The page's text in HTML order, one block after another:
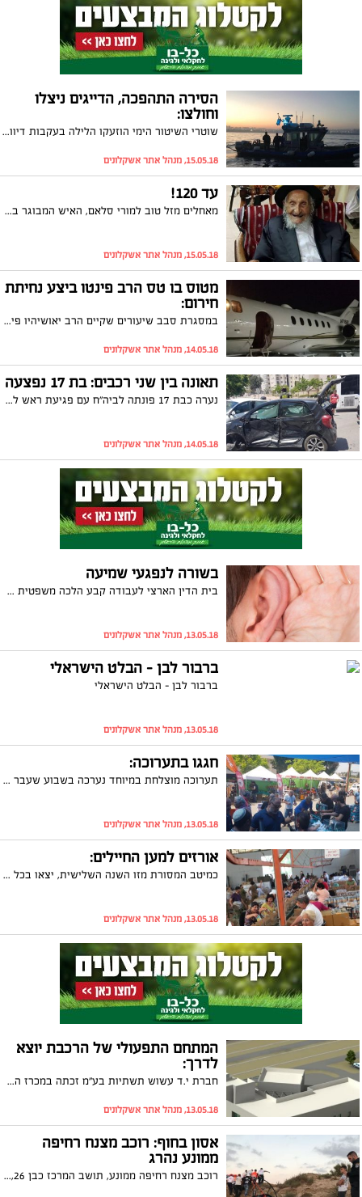
הסירה התהפכה, הדייגים ניצלו
וחולצו:
שוטרי השיטור הימי הוזעקו הלילה בעקבות דיווח שהתקבל במוקד המשטרה על שני דייגים שהתהפכו עם סירתם מול חוף אשקלון. סריקות אחר השניים תוך שימוש באמצעים הביא לאיתור סירתם הפוכה והשניים אוחזים בה בכוחותיהם האחרונים. הם חולצו בשלום אל החוף
15.05.18, מנהל אתר אשקלונים
עד 120!
מאחלים מזל טוב למורי סלאם, האיש המבוגר ביותר באשקלון שחוגג 103! מאחלים לו בריאות ואריכות ימים! מזל טוב!
15.05.18, מנהל אתר אשקלונים
מטוס בו טס הרב פינטו ביצע נחיתת
חירום:
במסגרת סבב שיעורים שקיים הרב יאושיהיו פינטו בארה"ב, הוא טס יחד עם חסידיו במטוס פרטי מלוס אנג'לס בחזרה לניו יורק. לאחר ההמראה, התגלתה תקלה במנוע המטוס כאשר לבסוף נאלץ הטייס לבצע נחיתת חירום. חסידיו של הרב: "קרה לנו נס גלוי"
14.05.18, מנהל אתר אשקלונים
תאונה בין שני רכבים: בת 17 נפצעה
נערה כבת 17 פונתה לביה"ח עם פגיעת ראש לאחר שהייתה מעורבת בתאונת דרכים בין שני כלי רכב. מצבה מוגדר בינוני
14.05.18, מנהל אתר אשקלונים
בשורה לנפגעי שמיעה
בית הדין הארצי לעבודה קבע הלכה משפטית חדשה לטובת נפגעי שמיעה עקב חשיפה לרעש בעבודתם. את התובע ייצגו עוה"ד אבי קריסי ואיל כהן
13.05.18, מנהל אתר אשקלונים
ברבור לבן - הבלט הישראלי
ברבור לבן - הבלט הישראלי
13.05.18, מנהל אתר אשקלונים
חגגו בתערוכה:
תערוכה מוצלחת במיוחד נערכה בשבוע שעבר בבית העסק 'עידן שיווק 88' לציון יום ההולדת 30 לבית העסק הוותיק
13.05.18, מנהל אתר אשקלונים
אורזים למען החיילים:
כמיטב המסורת מזו השנה השלישית, יצאו בכל יום השבוע מאשקלון אוטובוסים מלאים במתנדבים מארגון הגמלאים העירוני לעבר בסיס צה"ל בקריה. במסגרת התנדבותם, סייעו חברי ארגון הגמלאים העירוני באריזת מנות קרב לחיילים. המתנדבים הרבים נענו לקריאתה של יו"ר הארגון, שרה זכריה, שמדי שנה מתפעלת מרוח ההתנדבות של חברי הארגון ובהם העולים מצרפת. "הרוח ההתנדבותית של חברי הארגון היא דבר שלא ניתן לתאר במילים. הגענו למצב שיש יותר מתנדבים ממשימות התנדבותיות. אריזת מנת הקרב לחיילינו הינה יוזמה עם ערך מוסף לחיזוק הקשר הציוני בין הקהילה לבין צה"ל. אני מברכת על רוח ההתנדבות של חבריי, זוהי ללא ספק הרוח הישראלית שניתן להתגאות בה".
13.05.18, מנהל אתר אשקלונים
המתחם התפעולי של הרכבת יוצא
לדרך:
חברת י.ד עשוש תשתיות בע"מ זכתה במכרז הרכבת לביצוע הקמת המתחם התפעולי החשמלי החדש באשקלון שישמש, בין היתר, לתחזוקת מערכי הקרונועים החשמליים הדו קומתיים/ שווי המכרז הנוכחי: 100 מיליון ₪, סה"כ עלות הפרויקט כולו נמדדת בכחצי מיליארד ש"ח
13.05.18, מנהל אתר אשקלונים
אסון בחוף: רוכב מצנח רחיפה
ממונע נהרג
רוכב מצנח רחיפה ממונע, תושב המרכז כבן 26, נפצע היום (שבת) באורח אנוש בהתרסקות מצנח הרחיפה שלו בחוף חופית באשקלון. צוותי מד"א ביצעו בו החייאה אך הוא הגיע ללא רוח חיים לבית החולים ברזילי